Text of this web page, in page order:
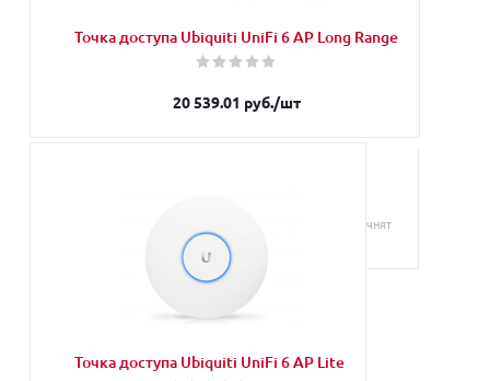
Точка доступа Ubiquiti UniFi 6 AP Long Range
20 539.01 руб./шт
Наши менеджеры обязательно свяжутся с Вами и уточнят
условия заказа
Точка доступа Ubiquiti UniFi 6 AP Lite